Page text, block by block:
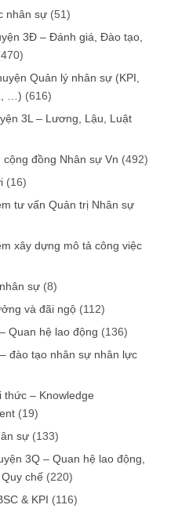
nhân sự (51)
3Đ – Đánh giá, Đào tạo,
Quản lý nhân sự (KPI,
…) (616)
3L – Lương, Lậu, Luật
cộng đồng Nhân sự Vn (492)
(16)
tư vấn Quản trị Nhân sự
xây dựng mô tả công việc
sự (8)
và đãi ngộ (112)
Quan hệ lao động (136)
đào tạo nhân sự nhân lực
thức – Knowledge
(19)
sự (133)
3Q – Quan hệ lao động,
chế (220)
& KPI (116)